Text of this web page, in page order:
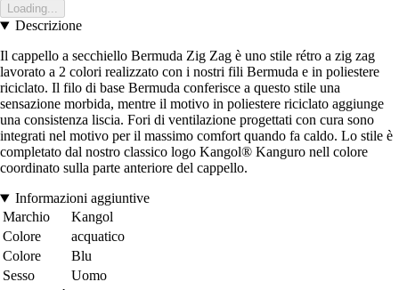
Loading...
Descrizione
Il cappello a secchiello Bermuda Zig Zag è uno stile rétro a zig zag
lavorato a 2 colori realizzato con i nostri fili Bermuda e in poliestere
riciclato. Il filo di base Bermuda conferisce a questo stile una
sensazione morbida, mentre il motivo in poliestere riciclato aggiunge
una consistenza liscia. Fori di ventilazione progettati con cura sono
integrati nel motivo per il massimo comfort quando fa caldo. Lo stile è
completato dal nostro classico logo Kangol® Kanguro nell colore
coordinato sulla parte anteriore del cappello.
Informazioni aggiuntive
Marchio
Kangol
Colore
acquatico
Colore
Blu
Sesso
Uomo